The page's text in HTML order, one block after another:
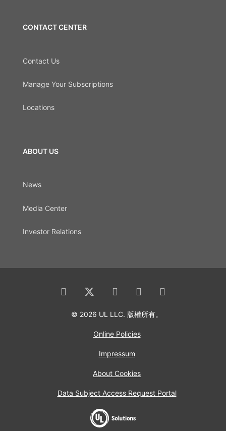
CONTACT CENTER
Contact Us
Manage Your Subscriptions
Locations
ABOUT US
News
Media Center
Investor Relations
© 2026 UL LLC. 版權所有。
Online Policies
Impressum
About Cookies
Data Subject Access Request Portal